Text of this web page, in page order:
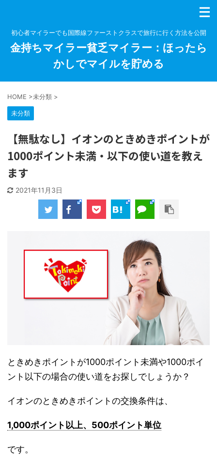
初心者マイラーでも国際線ファーストクラスで旅行に行く方法を公開
金持ちマイラー貧乏マイラー：ほったら
かしでマイルを貯める
HOME >未分類 >
未分類
【無駄なし】イオンのときめきポイントが
1000ポイント未満・以下の使い道を教え
ます
2021年11月3日
ときめきポイントが1000ポイント未満や1000ポイ
ント以下の場合の使い道をお探しでしょうか？
イオンのときめきポイントの交換条件は、
1,000ポイント以上、500ポイント単位
です。